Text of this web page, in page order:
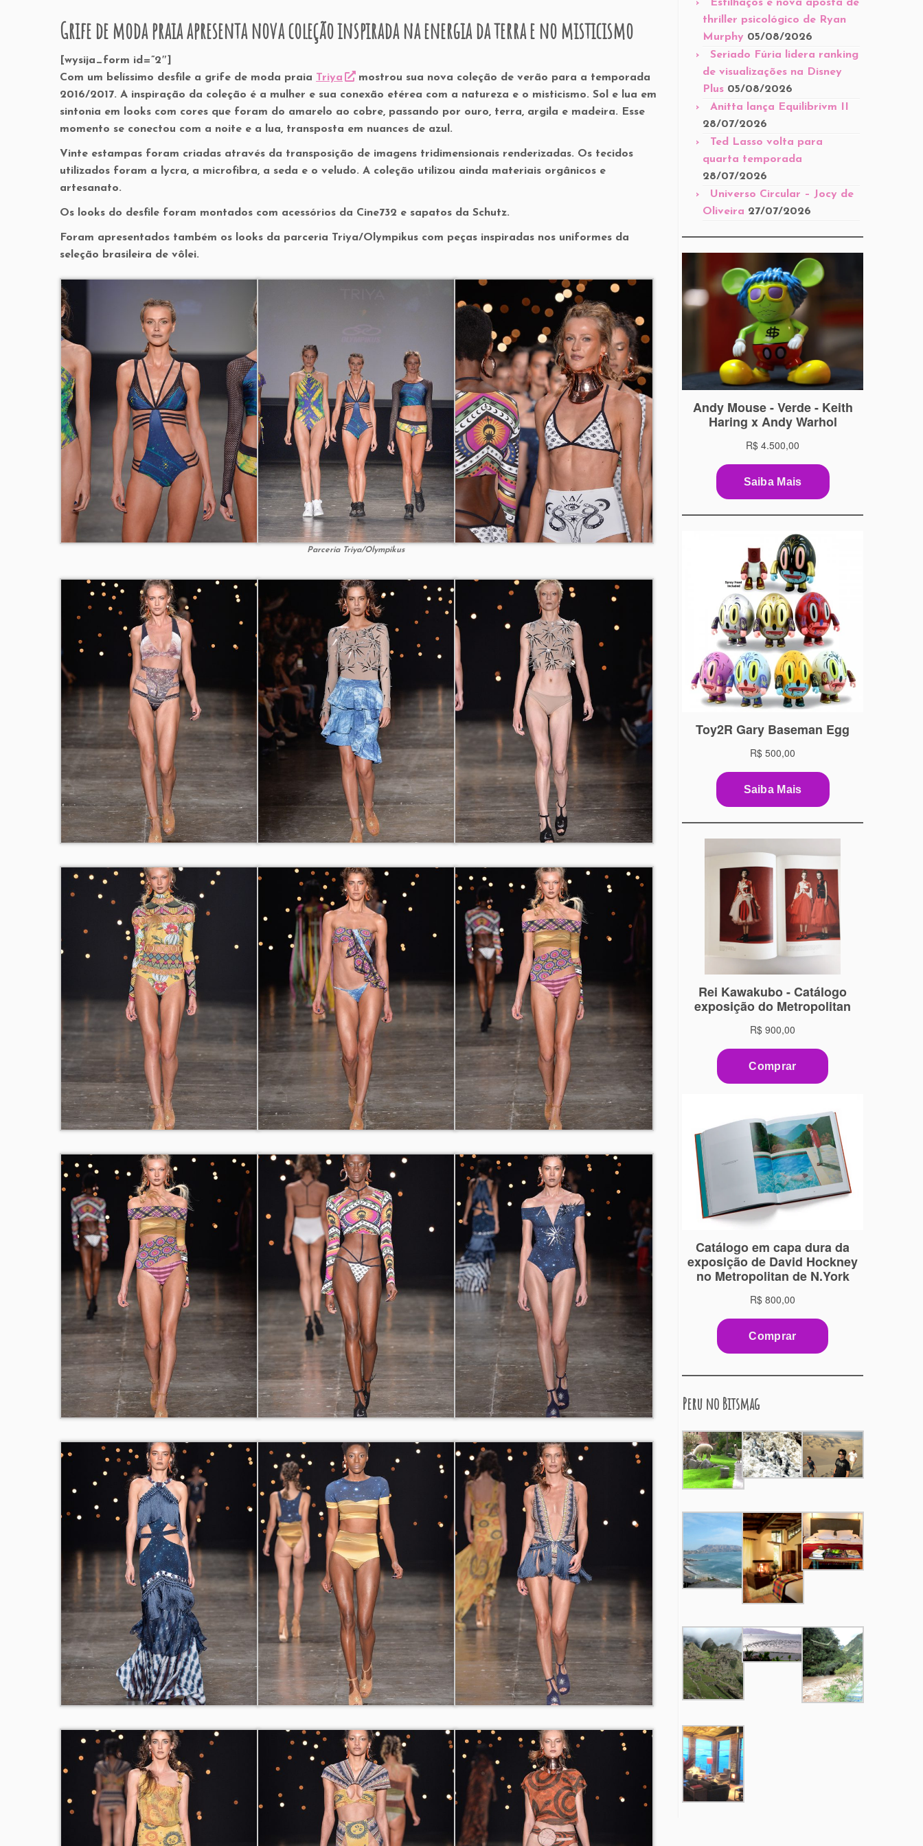
Grife de moda praia apresenta nova coleção inspirada na energia da terra e no misticismo
[wysija_form id=”2″]
Com um belíssimo desfile a grife de moda praia Triya
mostrou sua nova coleção de verão para a temporada
2016/2017. A inspiração da coleção é a mulher e sua conexão etérea com a natureza e o misticismo. Sol e lua em
sintonia em looks com cores que foram do amarelo ao cobre, passando por ouro, terra, argila e madeira. Esse
momento se conectou com a noite e a lua, transposta em nuances de azul.
Vinte estampas foram criadas através da transposição de imagens tridimensionais renderizadas. Os tecidos
utilizados foram a lycra, a microfibra, a seda e o veludo. A coleção utilizou ainda materiais orgânicos e
artesanato.
Os looks do desfile foram montados com acessórios da Cine732 e sapatos da Schutz.
Foram apresentados também os looks da parceria Triya/Olympikus com peças inspiradas nos uniformes da
seleção brasileira de vôlei.
Parceria Triya/Olympikus
Estilhaços é nova aposta de
thriller psicológico de Ryan
Murphy 05/08/2026
Seriado Fúria lidera ranking
de visualizações na Disney
Plus 05/08/2026
Anitta lança Equilibrivm II
28/07/2026
Ted Lasso volta para
quarta temporada
28/07/2026
Universo Circular – Jocy de
Oliveira 27/07/2026
Peru no Bitsmag